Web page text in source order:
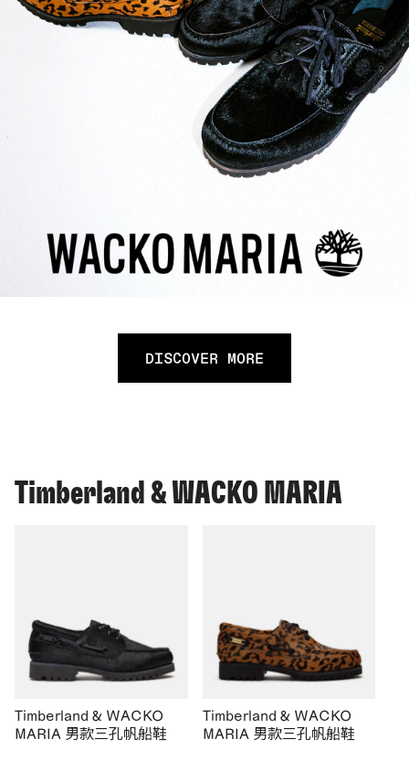
DISCOVER MORE
Timberland & WACKO MARIA
Timberland & WACKO
MARIA 男款三孔帆船鞋
Timberland & WACKO
MARIA 男款三孔帆船鞋